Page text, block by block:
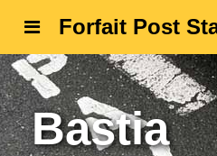
Forfait Post
Bastia